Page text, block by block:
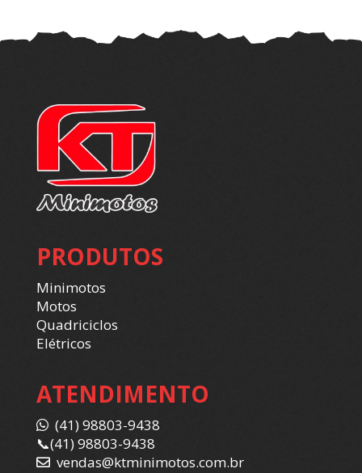
PRODUTOS
Minimotos
Motos
Quadriciclos
Elétricos
ATENDIMENTO
(41) 98803-9438
📞(41) 98803-9438
vendas@ktminimotos.com.br